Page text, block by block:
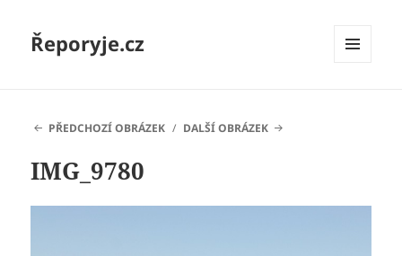
Řeporyje.cz
PŘEDCHOZÍ OBRÁZEK
DALŠÍ OBRÁZEK
IMG_9780